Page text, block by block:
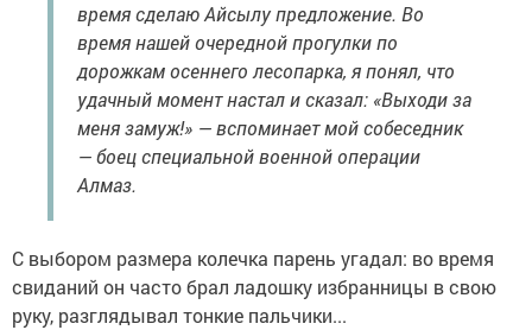
время сделаю Айсылу предложение. Во
время нашей очередной прогулки по
дорожкам осеннего лесопарка, я понял, что
удачный момент настал и сказал: «Выходи за
меня замуж!» — вспоминает мой собеседник
— боец специальной военной операции
Алмаз.
С выбором размера колечка парень угадал: во время
свиданий он часто брал ладошку избранницы в свою
руку, разглядывал тонкие пальчики...